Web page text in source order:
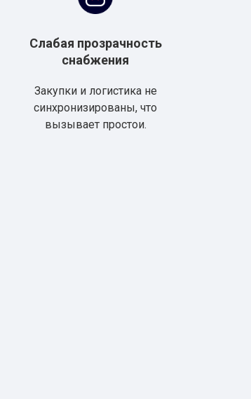
Слабая прозрачность
снабжения
Закупки и логистика не
синхронизированы, что
вызывает простои.